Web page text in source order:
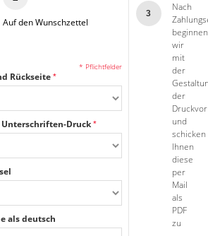
Auf den Wunschzettel
3
Nach
beginnen
wir
mit
der
der
und
schicken
Ihnen
diese
per
Mail
als
PDF
zu
Rückseite
Druck
als deutsch
* Pflichtfelder